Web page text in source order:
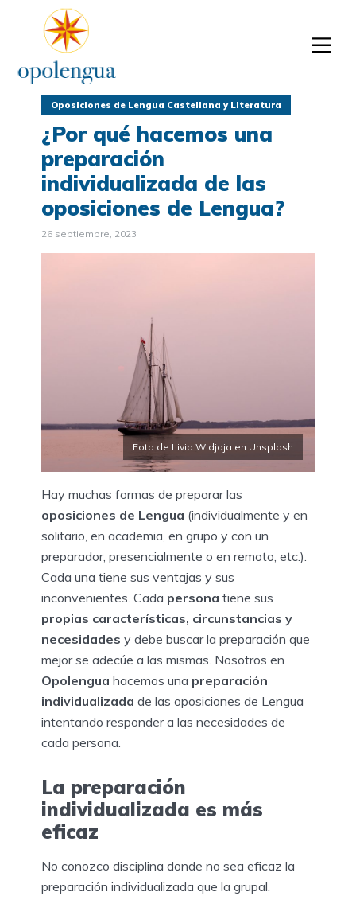
Oposiciones de Lengua Castellana y Literatura
¿Por qué hacemos una
preparación
individualizada de las
oposiciones de Lengua?
26 septiembre, 2023
Foto de Livia Widjaja en Unsplash
Hay muchas formas de preparar las
oposiciones de Lengua (individualmente y en
solitario, en academia, en grupo y con un
preparador, presencialmente o en remoto, etc.).
Cada una tiene sus ventajas y sus
inconvenientes. Cada persona tiene sus
propias características, circunstancias y
necesidades y debe buscar la preparación que
mejor se adecúe a las mismas. Nosotros en
Opolengua hacemos una preparación
individualizada de las oposiciones de Lengua
intentando responder a las necesidades de
cada persona.
La preparación
individualizada es más
eficaz
No conozco disciplina donde no sea eficaz la
preparación individualizada que la grupal.